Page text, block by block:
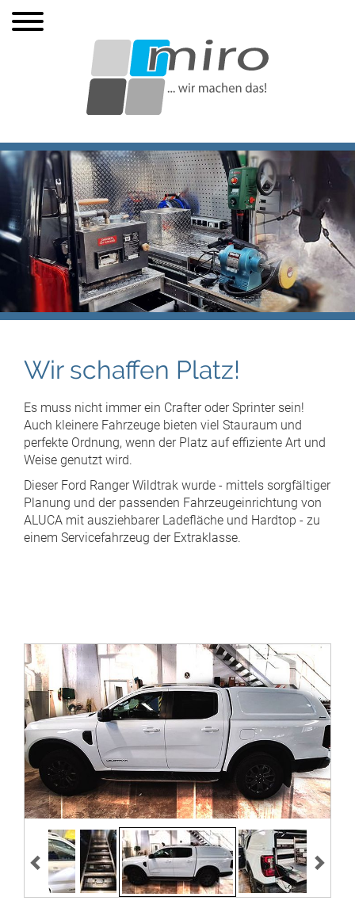
Wir schaffen Platz!
Es muss nicht immer ein Crafter oder Sprinter sein!
Auch kleinere Fahrzeuge bieten viel Stauraum und
perfekte Ordnung, wenn der Platz auf effiziente Art und
Weise genutzt wird.
Dieser Ford Ranger Wildtrak wurde - mittels sorgfältiger
Planung und der passenden Fahrzeugeinrichtung von
ALUCA mit ausziehbarer Ladefläche und Hardtop - zu
einem Servicefahrzeug der Extraklasse.